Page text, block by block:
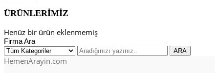
ÜRÜNLERİMİZ
Henüz bir ürün eklenmemiş
Firma Ara
HemenArayin.com